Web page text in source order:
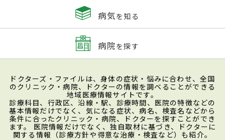
病気を知る
病院を探す
ドクターズ・ファイルは、身体の症状・悩みに合わせ、全国
のクリニック・病院、ドクターの情報を調べることができる
地域医療情報サイトです。
診療科目、行政区、沿線・駅、診療時間、医院の特徴などの
基本情報だけでなく、気になる症状、病名、検査名などから
条件に合ったクリニック・病院、ドクターを探すことができ
ます。 医院情報だけでなく、独自取材に基づき、ドクターに
関する情報（診療方針や得意な治療・検査など）も紹介。